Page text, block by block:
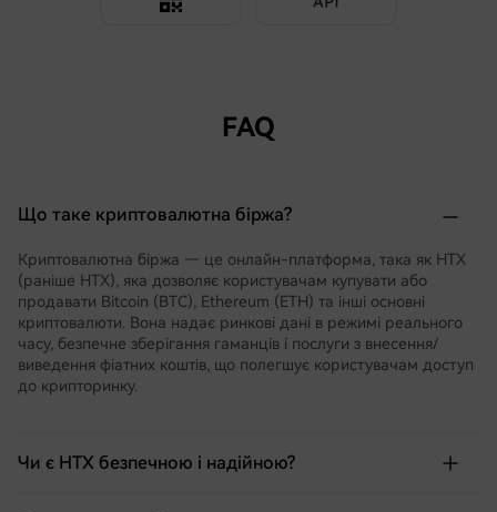
FAQ
Що таке криптовалютна біржа?
Криптовалютна біржа — це онлайн-платформа, така як HTX
(раніше HTX), яка дозволяє користувачам купувати або
продавати Bitcoin (BTC), Ethereum (ETH) та інші основні
криптовалюти. Вона надає ринкові дані в режимі реального
часу, безпечне зберігання гаманців і послуги з внесення/
виведення фіатних коштів, що полегшує користувачам доступ
до крипторинку.
Чи є HTX безпечною і надійною?